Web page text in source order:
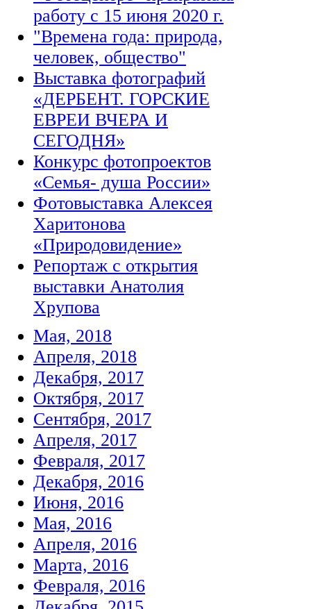
работу с 15 июня 2020 г.
"Времена года: природа,
человек, общество"
Выставка фотографий
«ДЕРБЕНТ. ГОРСКИЕ
ЕВРЕИ ВЧЕРА И
СЕГОДНЯ»
Конкурс фотопроектов
«Семья- душа России»
Фотовыставка Алексея
Харитонова
«Природовидение»
Репортаж с открытия
выставки Анатолия
Хрупова
Мая, 2018
Апреля, 2018
Декабря, 2017
Октября, 2017
Сентября, 2017
Апреля, 2017
Февраля, 2017
Декабря, 2016
Июня, 2016
Мая, 2016
Апреля, 2016
Марта, 2016
Февраля, 2016